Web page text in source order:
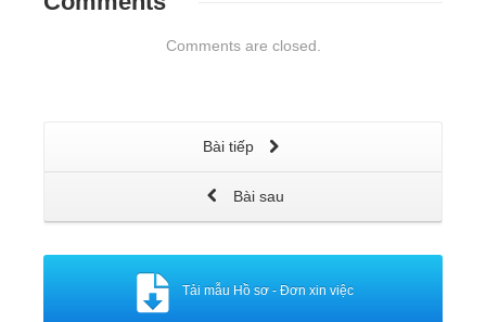
Comments are closed.
Bài tiếp
Bài sau
Tải mẫu Hồ sơ - Đơn xin việc